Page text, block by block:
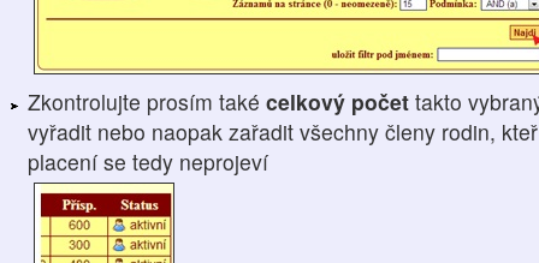
Zkontrolujte prosím také celkový počet takto
vyřadit nebo naopak zařadit všechny členy rodin,
placení se tedy neprojeví